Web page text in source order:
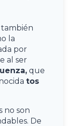
la
por
al ser
que
tos
no son
De